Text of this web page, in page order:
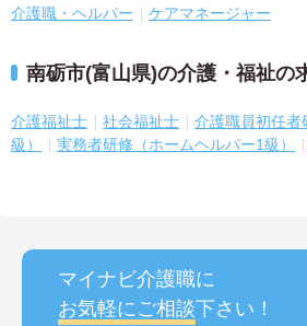
介護職・ヘルパー ケアマネージャー
南砺市(富山県)の介護・福祉の
介護福祉士 社会福祉士
介護職員初任者
級）
実務者研修（ホームヘルパー1級）
マイナビ介護職に
お気軽にご相談下さい！